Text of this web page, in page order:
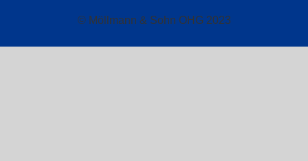
© Möllmann & Sohn OHG 2023